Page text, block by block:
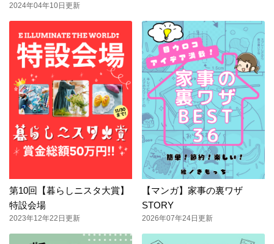
2024年04年10日更新
第10回【暮らしニスタ大賞】
特設会場
2023年12年22日更新
【マンガ】家事の裏ワザ
STORY
2026年07年24日更新